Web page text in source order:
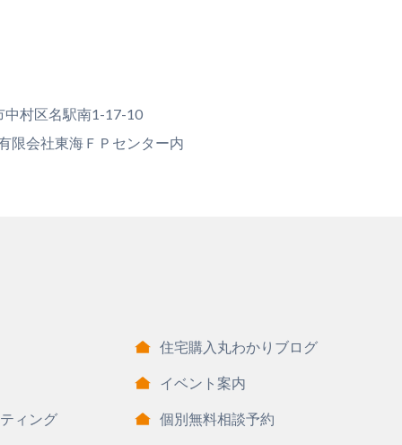
中村区名駅南1-17-10
限会社東海ＦＰセンター内
ィング
住宅購入丸わかりブログ
イベント案内
個別無料相談予約